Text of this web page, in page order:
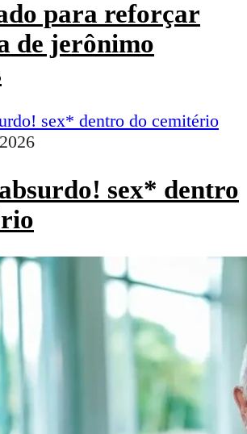
para reforçar
de jerônimo
sex* dentro